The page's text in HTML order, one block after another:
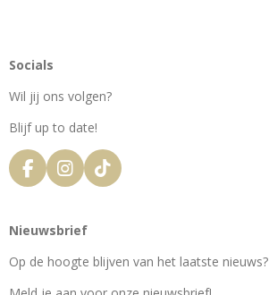
Socials
Wil jij ons volgen?
Blijf up to date!
F
a
e
o
I
n
t
g
T
i
k
Nieuwsbrief
Op de hoogte blijven van het laatste nieuws?